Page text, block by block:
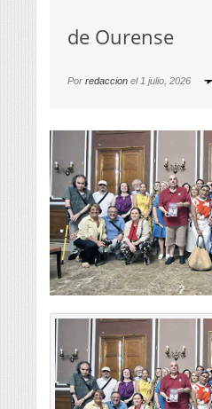
de Ourense
Por redaccion el 1 julio, 2026